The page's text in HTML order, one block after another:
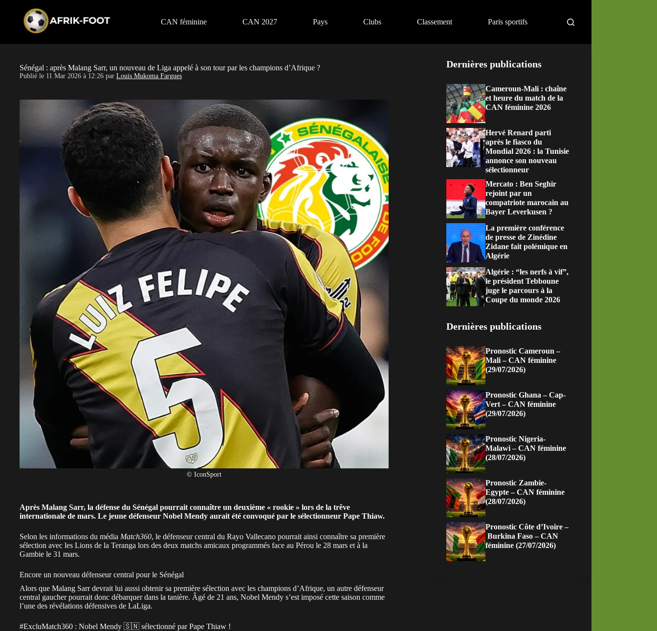
CAN féminine CAN 2027 Pays Clubs Classement Paris sportifs
Sénégal : après Malang Sarr, un nouveau de Liga appelé à son tour par les champions d’Afrique ?
Publié le 11 Mar 2026 à 12:26 par Louis Mukoma Fargues
© IconSport
Après Malang Sarr, la défense du Sénégal pourrait connaître un deuxième « rookie » lors de la trêve
internationale de mars. Le jeune défenseur Nobel Mendy aurait été convoqué par le sélectionneur Pape Thiaw.
Selon les informations du média Match360, le défenseur central du Rayo Vallecano pourrait ainsi connaître sa première
sélection avec les Lions de la Teranga lors des deux matchs amicaux programmés face au Pérou le 28 mars et à la
Gambie le 31 mars.
Encore un nouveau défenseur central pour le Sénégal
Alors que Malang Sarr devrait lui aussi obtenir sa première sélection avec les champions d’Afrique, un autre défenseur
central gaucher pourrait donc débarquer dans la tanière. Âgé de 21 ans, Nobel Mendy s’est imposé cette saison comme
l’une des révélations défensives de LaLiga.
#ExcluMatch360 : Nobel Mendy 🇸🇳 sélectionné par Pape Thiaw !
Dernières publications
Cameroun-Mali : chaîne
et heure du match de la
CAN féminine 2026
Hervé Renard parti
après le fiasco du
Mondial 2026 : la Tunisie
annonce son nouveau
sélectionneur
Mercato : Ben Seghir
rejoint par un
compatriote marocain au
Bayer Leverkusen ?
La première conférence
de presse de Zinédine
Zidane fait polémique en
Algérie
Algérie : “les nerfs à vif”,
le président Tebboune
juge le parcours à la
Coupe du monde 2026
Dernières publications
Pronostic Cameroun –
Mali – CAN féminine
(29/07/2026)
Pronostic Ghana – Cap-
Vert – CAN féminine
(29/07/2026)
Pronostic Nigeria-
Malawi – CAN féminine
(28/07/2026)
Pronostic Zambie-
Egypte – CAN féminine
(28/07/2026)
Pronostic Côte d’Ivoire –
Burkina Faso – CAN
féminine (27/07/2026)